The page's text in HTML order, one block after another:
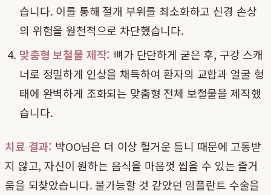
습니다. 이를 통해 절개 부위를 최소화하고 신경 손상
의 위험을 원천적으로 차단했습니다.
맞춤형 보철물 제작: 뼈가 단단하게 굳은 후, 구강 스캐
너로 정밀하게 인상을 채득하여 환자의 교합과 얼굴 형
태에 완벽하게 조화되는 맞춤형 전체 보철물을 제작했
습니다.
치료 결과: 박OO님은 더 이상 헐거운 틀니 때문에 고통받
지 않고, 자신이 원하는 음식을 마음껏 씹을 수 있는 즐거
움을 되찾았습니다. 불가능할 것 같았던 임플란트 수술을